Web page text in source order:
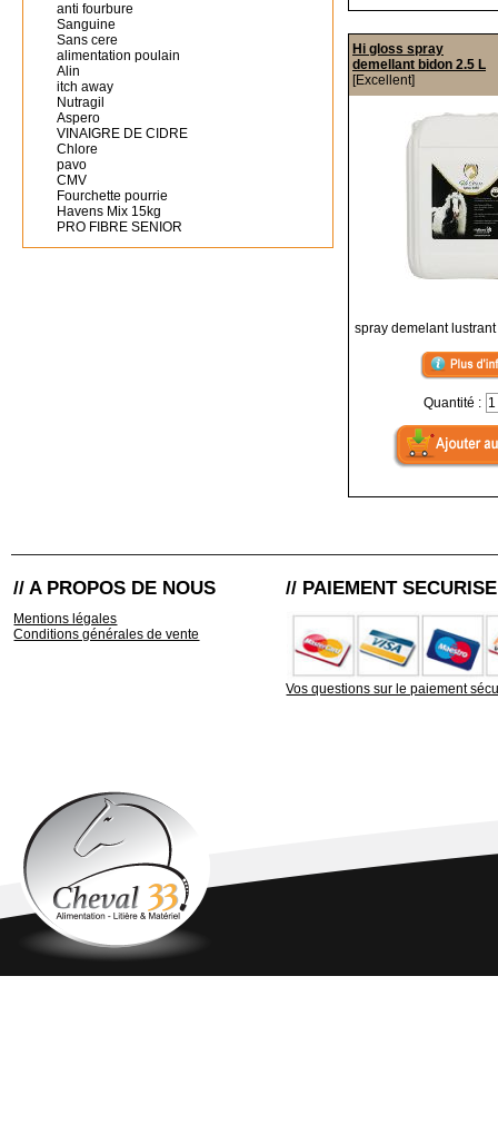
anti fourbure
Sanguine
Sans cere
alimentation poulain
Alin
itch away
Nutragil
Aspero
VINAIGRE DE CIDRE
Chlore
pavo
CMV
Fourchette pourrie
Havens Mix 15kg
PRO FIBRE SENIOR
Hi gloss spray
demellant bidon 2.5 L
[Excellent]
spray demelant lustrant
Quantité :
// A PROPOS DE NOUS
Mentions légales
Conditions générales de vente
// PAIEMENT SECURISE
Vos questions sur le paiement